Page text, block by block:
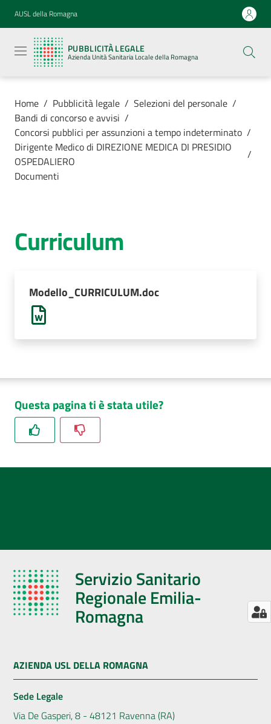
Vai al contenuto
Vai alla navigazione
Vai al footer
AUSL della Romagna
PUBBLICITÀ LEGALE
Azienda Unità Sanitaria Locale della Romagna
legale
Azienda
Unità
Locale della
Azienda
Luoghi di
cura
AUSL
Comunica
Home / Pubblicità legale / Selezioni del personale /
Bandi di concorso e avvisi /
Concorsi pubblici per assunzioni a tempo indeterminato /
Dirigente Medico di DIREZIONE MEDICA DI PRESIDIO
OSPEDALIERO
/
Documenti
Curriculum
Modello_CURRICULUM.doc
Questa pagina ti è stata utile?
Servizio Sanitario
Regionale Emilia-
Romagna
AZIENDA USL DELLA ROMAGNA
Sede Legale
Via De Gasperi, 8 - 48121 Ravenna (RA)